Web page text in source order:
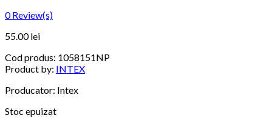
0Review(s)
55.00 lei
Cod produs: 1058151NP
Product by: INTEX
Producator: Intex
Stoc epuizat